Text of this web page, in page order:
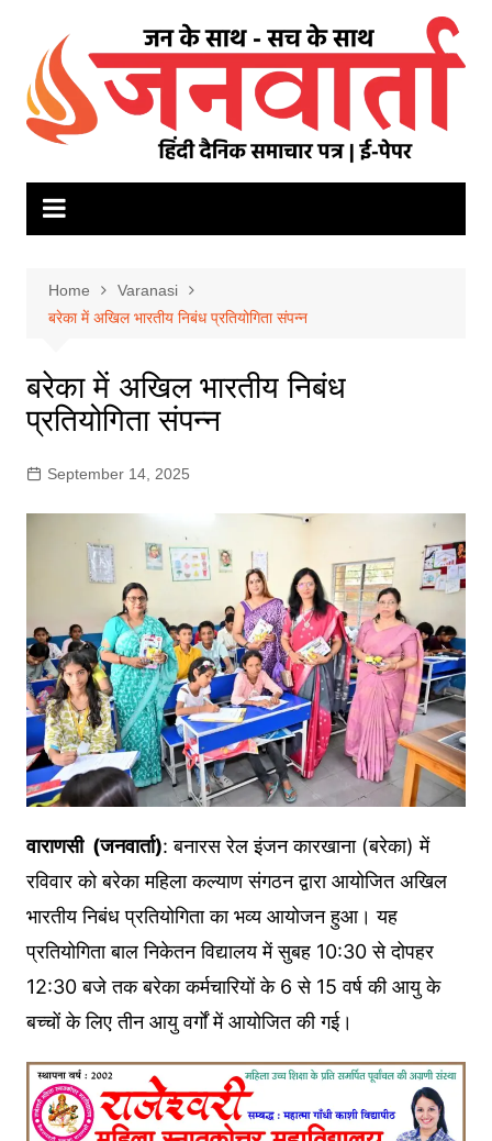
content
Home
Varanasi
बरेका में अखिल भारतीय निबंध प्रतियोगिता संपन्न
बरेका में अखिल भारतीय निबंध
प्रतियोगिता संपन्न
September 14, 2025
वाराणसी (जनवार्ता): बनारस रेल इंजन कारखाना (बरेका) में
रविवार को बरेका महिला कल्याण संगठन द्वारा आयोजित अखिल
भारतीय निबंध प्रतियोगिता का भव्य आयोजन हुआ। यह
प्रतियोगिता बाल निकेतन विद्यालय में सुबह 10:30 से दोपहर
12:30 बजे तक बरेका कर्मचारियों के 6 से 15 वर्ष की आयु के
बच्चों के लिए तीन आयु वर्गों में आयोजित की गई।